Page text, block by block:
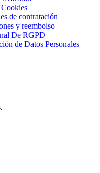
de contratación
y reembolso
De RGPD
de Datos Personales